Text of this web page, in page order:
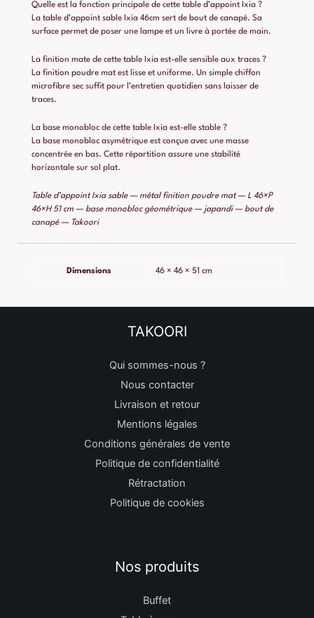
Quelle est la fonction principale de cette table d’appoint Ixia ?
La table d’appoint sable Ixia 46cm sert de bout de canapé. Sa
surface permet de poser une lampe et un livre à portée de main.
La finition mate de cette table Ixia est-elle sensible aux traces ?
La finition poudre mat est lisse et uniforme. Un simple chiffon
microfibre sec suffit pour l’entretien quotidien sans laisser de
traces.
La base monobloc de cette table Ixia est-elle stable ?
La base monobloc asymétrique est conçue avec une masse
concentrée en bas. Cette répartition assure une stabilité
horizontale sur sol plat.
Table d’appoint Ixia sable — métal finition poudre mat — L 46×P
46×H 51 cm — base monobloc géométrique — japandi — bout de
canapé — Takoori
Dimensions 46 × 46 × 51 cm
TAKOORI
Qui sommes-nous ?
Nous contacter
Livraison et retour
Mentions légales
Conditions générales de vente
Politique de confidentialité
Rétractation
Politique de cookies
Nos produits
Buffet